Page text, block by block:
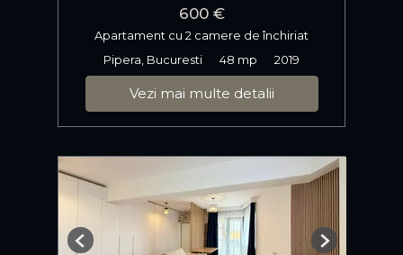
600 €
Apartament cu 2 camere de închiriat
Pipera, Bucuresti
48 mp 2019
Vezi mai multe detalii
Previous Next